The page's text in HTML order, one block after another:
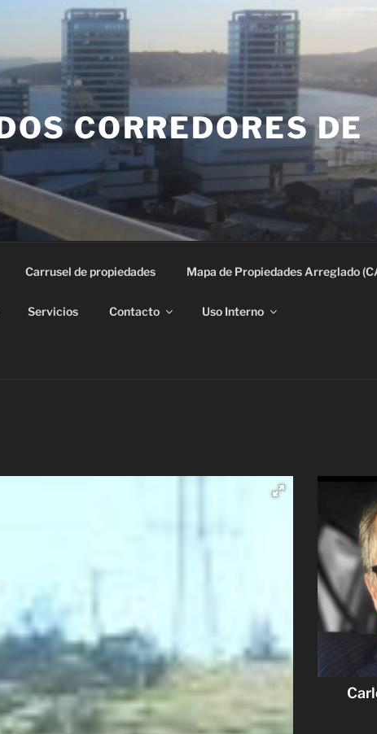
CORREDORES DE
Carrusel de propiedades Mapa de Propiedades Arreglado
Servicios Contacto Uso Interno